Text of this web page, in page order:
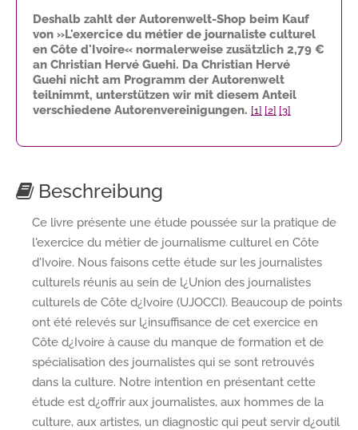
Deshalb zahlt der Autorenwelt-Shop beim Kauf
von »L'exercice du métier de journaliste culturel
en Côte d'Ivoire« normalerweise zusätzlich 2,79 €
an Christian Hervé Guehi. Da Christian Hervé
Guehi nicht am Programm der Autorenwelt
teilnimmt, unterstützen wir mit diesem Anteil
verschiedene Autorenvereinigungen. [1] [2] [3]
Beschreibung
Ce livre présente une étude poussée sur la pratique de
l'exercice du métier de journalisme culturel en Côte
d'Ivoire. Nous faisons cette étude sur les journalistes
culturels réunis au sein de l¿Union des journalistes
culturels de Côte d¿Ivoire (UJOCCI). Beaucoup de points
ont été relevés sur l¿insuffisance de cet exercice en
Côte d¿Ivoire à cause du manque de formation et de
spécialisation des journalistes qui se sont retrouvés
dans la culture. Notre intention en présentant cette
étude est d¿offrir aux journalistes, aux hommes de la
culture, aux artistes, un diagnostic qui peut servir d¿outil